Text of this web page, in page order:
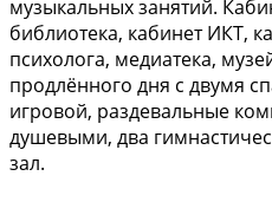
музыкальных занятий.
библиотека, кабинет ИКТ,
психолога, медиатека,
продлённого дня с двумя
игровой, раздевальные
душевыми, два
зал.